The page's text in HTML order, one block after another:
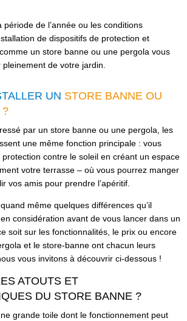
de l’année ou les conditions
de dispositifs de protection et
un store banne ou une pergola vous
de votre jardin.
UN STORE BANNE OU
?
par un store banne ou une pergola, les
une même fonction principale : vous
contre le soleil en créant un espace
votre terrasse – où vous pourrez manger
vos amis pour prendre l’apéritif.
même quelques différences qu’il
considération avant de vous lancer dans un
soit sur les fonctionnalités, le prix ou encore
et le store-banne ont chacun leurs
vous invitons à découvrir ci-dessous !
ATOUTS ET
DU STORE BANNE ?
grande toile dont le fonctionnement peut